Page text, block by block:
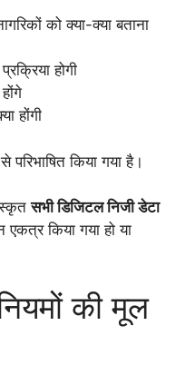
को क्या-क्या बताना
होगी
होंगी
किया गया है।
सभी डिजिटल निजी डेटा
किया गया हो या
की मूल